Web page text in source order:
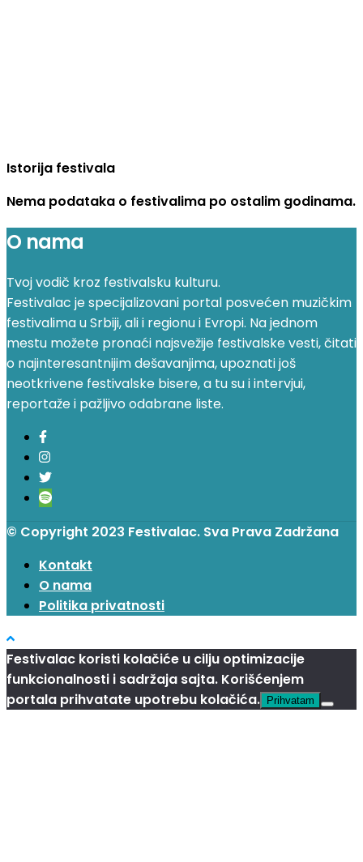
Istorija festivala
Nema podataka o festivalima po ostalim godinama.
O nama
Tvoj vodič kroz festivalsku kulturu.
Festivalac je specijalizovani portal posvećen muzičkim
festivalima u Srbiji, ali i regionu i Evropi. Na jednom
mestu možete pronaći najsvežije festivalske vesti, čitati
o najinteresantnijim dešavanjima, upoznati još
neotkrivene festivalske bisere, a tu su i intervjui,
reportaže i pažljivo odabrane liste.
© Copyright 2023 Festivalac. Sva Prava Zadržana
Kontakt
O nama
Politika privatnosti
Festivalac koristi kolačiće u cilju optimizacije
funkcionalnosti i sadržaja sajta. Korišćenjem
portala prihvatate upotrebu kolačića.
Prihvatam